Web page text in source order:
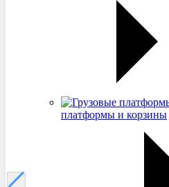
платформы и корзины